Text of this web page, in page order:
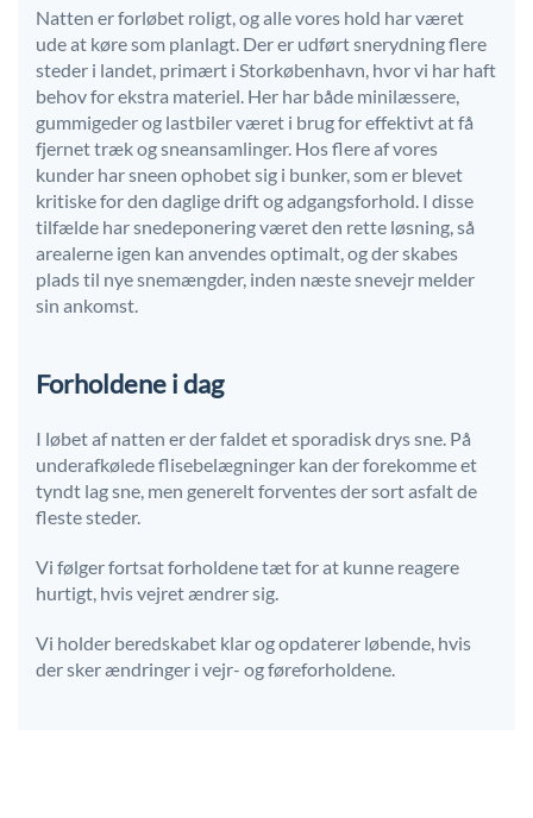
Natten er forløbet roligt, og alle vores hold har været
ude at køre som planlagt. Der er udført snerydning flere
steder i landet, primært i Storkøbenhavn, hvor vi har haft
behov for ekstra materiel. Her har både minilæssere,
gummigeder og lastbiler været i brug for effektivt at få
fjernet træk og sneansamlinger. Hos flere af vores
kunder har sneen ophobet sig i bunker, som er blevet
kritiske for den daglige drift og adgangsforhold. I disse
tilfælde har snedeponering været den rette løsning, så
arealerne igen kan anvendes optimalt, og der skabes
plads til nye snemængder, inden næste snevejr melder
sin ankomst.
Forholdene i dag
I løbet af natten er der faldet et sporadisk drys sne. På
underafkølede flisebelægninger kan der forekomme et
tyndt lag sne, men generelt forventes der sort asfalt de
fleste steder.
Vi følger fortsat forholdene tæt for at kunne reagere
hurtigt, hvis vejret ændrer sig.
Vi holder beredskabet klar og opdaterer løbende, hvis
der sker ændringer i vejr- og føreforholdene.